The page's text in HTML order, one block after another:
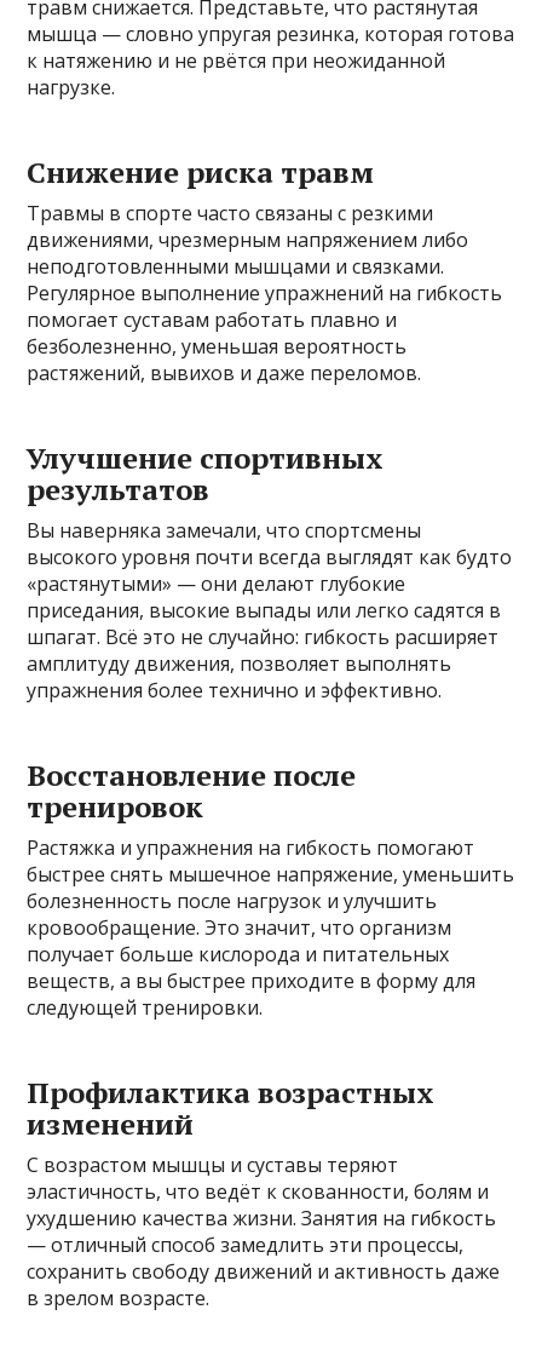
травм снижается. Представьте, что растянутая
мышца — словно упругая резинка, которая готова
к натяжению и не рвётся при неожиданной
нагрузке.
Снижение риска травм
Травмы в спорте часто связаны с резкими
движениями, чрезмерным напряжением либо
неподготовленными мышцами и связками.
Регулярное выполнение упражнений на гибкость
помогает суставам работать плавно и
безболезненно, уменьшая вероятность
растяжений, вывихов и даже переломов.
Улучшение спортивных
результатов
Вы наверняка замечали, что спортсмены
высокого уровня почти всегда выглядят как будто
«растянутыми» — они делают глубокие
приседания, высокие выпады или легко садятся в
шпагат. Всё это не случайно: гибкость расширяет
амплитуду движения, позволяет выполнять
упражнения более технично и эффективно.
Восстановление после
тренировок
Растяжка и упражнения на гибкость помогают
быстрее снять мышечное напряжение, уменьшить
болезненность после нагрузок и улучшить
кровообращение. Это значит, что организм
получает больше кислорода и питательных
веществ, а вы быстрее приходите в форму для
следующей тренировки.
Профилактика возрастных
изменений
С возрастом мышцы и суставы теряют
эластичность, что ведёт к скованности, болям и
ухудшению качества жизни. Занятия на гибкость
— отличный способ замедлить эти процессы,
сохранить свободу движений и активность даже
в зрелом возрасте.